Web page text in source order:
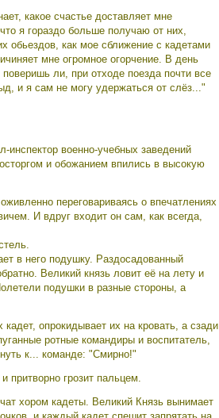
какое счастье доставляет мне
я гораздо больше получаю от них,
как мое сближение с кадетами
мне огромное огорчение. В день
ли, при отходе поезда почти все
и я сам не могу удержаться от слёз..."
инспектор военно-учебных заведений
и обожанием впились в высокую
переговариваясь о впечатлениях
И вдруг входит он сам, как всегда,
в него подушку. Раздосадованный
Великий князь ловит её на лету и
подушки в разные стороны, а
опрокидывает их на кровать, а сзади
ротные командиры и воспитатель,
к... команде: "Смирно!"
притворно грозит пальцем.
хором кадеты. Великий Князь вынимает